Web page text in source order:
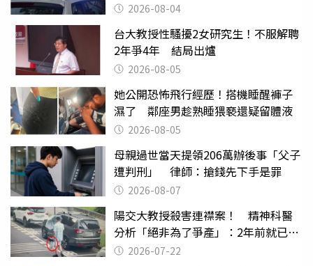
2026-08-04
台大教授性騷擾2女研究生！不服解聘
2年爭4年 結局出爐
2026-08-05
她公開恐怖飛行經歷！搭機睡醒褲子
濕了 鄰座男趁熟睡猥褻還疑留體液
2026-08-05
母親過世當天提領206萬辦後事「父子
遭判刑」 律師：搶錢先下手是罪
2026-08-07
陽交大教授殺害連襟案！ 精神科醫
分析「絕非為了爭產」：2年前就已言
行詭異
2026-07-22